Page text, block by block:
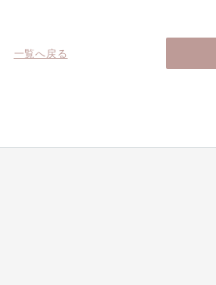
一覧へ戻る